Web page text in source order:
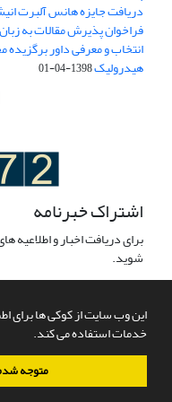
این وب سایت از کوکی ها برای
خدمات استفاده می کند.
متوجه
دریافت جایزه هانس آلبرت
فراخوان پذیرش مقالات به
انتخاب و معرفی داور
هیدرولیک1398-04-01
اشتراک خبرنامه
برای دریافت اخبار و
شوید.
سامانه مدیریت نشریات علمی.